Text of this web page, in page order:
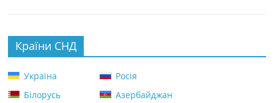
Країни СНД
Україна
Росія
Білорусь
Азербайджан